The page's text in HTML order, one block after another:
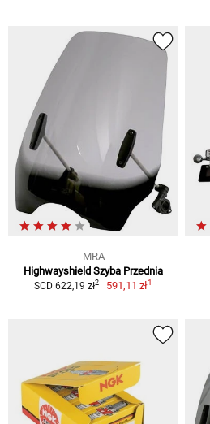
MRA
Highwayshield Szyba Przednia
SCD 622,19 zł2 591,11 zł1